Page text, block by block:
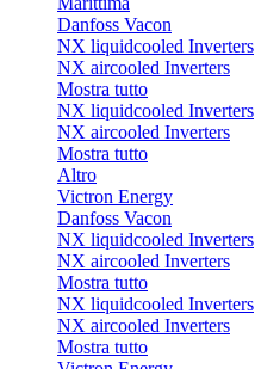
Danfoss Vacon
NX liquidcooled Inverters
NX aircooled Inverters
Mostra tutto
NX liquidcooled Inverters
NX aircooled Inverters
Mostra tutto
Altro
Victron Energy
Danfoss Vacon
NX liquidcooled Inverters
NX aircooled Inverters
Mostra tutto
NX liquidcooled Inverters
NX aircooled Inverters
Mostra tutto